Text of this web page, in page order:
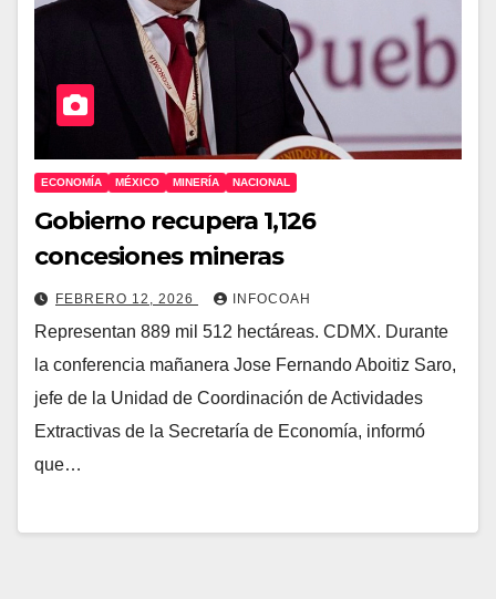
ECONOMÍA MÉXICO MINERÍA NACIONAL
Gobierno recupera 1,126
concesiones mineras
FEBRERO 12, 2026 INFOCOAH
Representan 889 mil 512 hectáreas. CDMX. Durante
la conferencia mañanera Jose Fernando Aboitiz Saro,
jefe de la Unidad de Coordinación de Actividades
Extractivas de la Secretaría de Economía, informó
que…